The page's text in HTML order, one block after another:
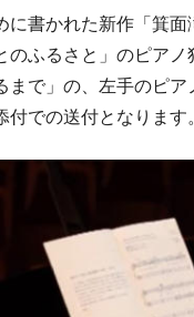
に書かれた新作「箕
のふるさと」のピア
まで」の、左手のピ
での送付となります